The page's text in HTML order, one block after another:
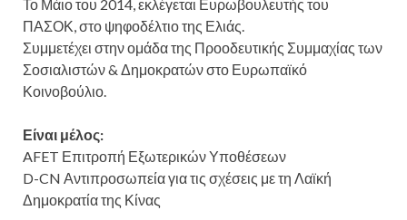
Το Μάιο του 2014, εκλέγεται Ευρωβουλευτής του
ΠΑΣΟΚ, στο ψηφοδέλτιο της Ελιάς.
Συμμετέχει στην ομάδα της Προοδευτικής Συμμαχίας των
Σοσιαλιστών & Δημοκρατών στο Ευρωπαϊκό
Κοινοβούλιο.
Είναι μέλος:
AFET Επιτροπή Εξωτερικών Υποθέσεων
D-CN Αντιπροσωπεία για τις σχέσεις με τη Λαϊκή
Δημοκρατία της Κίνας